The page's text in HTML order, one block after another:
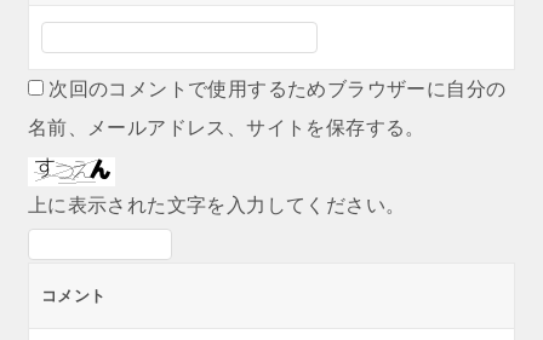
次回のコメントで使用するためブラウザーに自分の
名前、メールアドレス、サイトを保存する。
上に表示された文字を入力してください。
コメント